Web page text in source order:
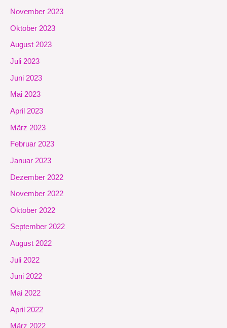
November 2023
Oktober 2023
August 2023
Juli 2023
Juni 2023
Mai 2023
April 2023
März 2023
Februar 2023
Januar 2023
Dezember 2022
November 2022
Oktober 2022
September 2022
August 2022
Juli 2022
Juni 2022
Mai 2022
April 2022
März 2022